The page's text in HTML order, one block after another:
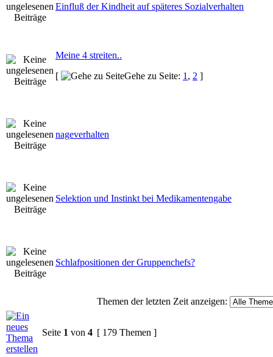
Einfluß der Kindheit auf späteres Sozialverhalten
Meine 4 streiten..
[
Gehe zu Seite: 1 , 2 ]
nageverhalten
Selektion und Instinkt bei Medikamentengabe
Schlafpositionen der Gruppenchefs?
Themen der letzten Zeit anzeigen:
Seite 1 von 4 [ 179 Themen ]